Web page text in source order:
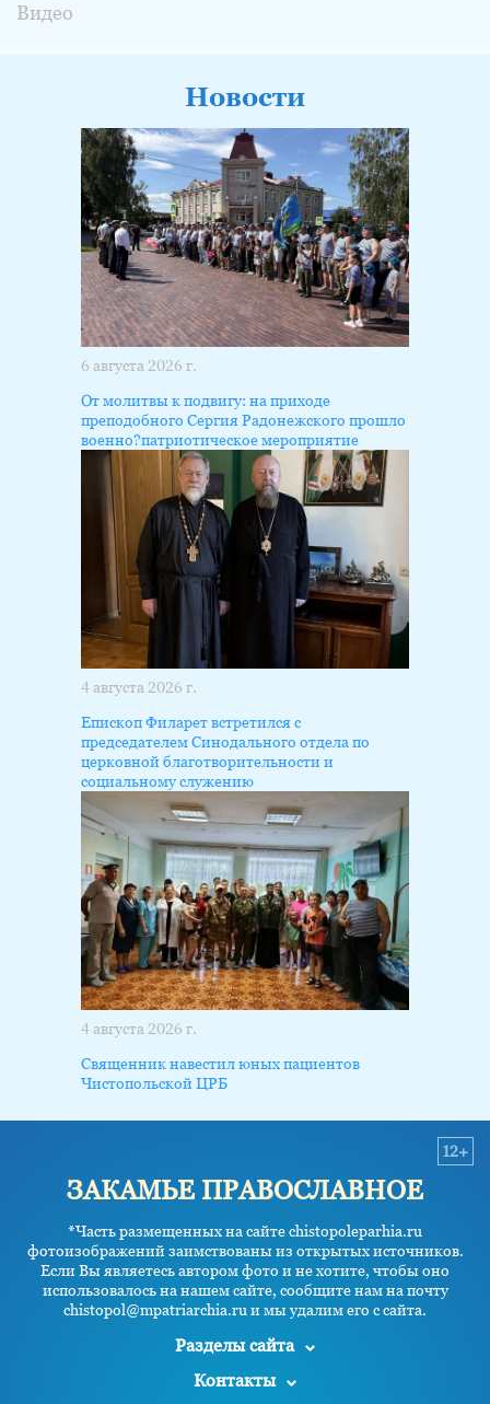
Видео
Новости
6 августа 2026 г.
От молитвы к подвигу: на приходе
преподобного Сергия Радонежского прошло
военно?патриотическое мероприятие
4 августа 2026 г.
Епископ Филарет встретился с
председателем Синодального отдела по
церковной благотворительности и
социальному служению
4 августа 2026 г.
Священник навестил юных пациентов
Чистопольской ЦРБ
ЗАКАМЬЕ ПРАВОСЛАВНОЕ
*Часть размещенных на сайте chistopoleparhia.ru
фотоизображений заимствованы из открытых источников.
Если Вы являетесь автором фото и не хотите, чтобы оно
использовалось на нашем сайте, сообщите нам на почту
chistopol@mpatriarchia.ru и мы удалим его с сайта.
12+
Разделы сайта
Контакты